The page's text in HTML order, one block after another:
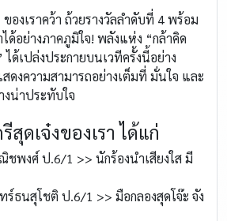
องเราคว้า ถ้วยรางวัลลำดับที่ 4 พร้อม
ด้อย่างภาคภูมิใจ! พลังแห่ง “กล้าคิด
ด้เปล่งประกายบนเวทีครั้งนี้อย่าง
ดงความสามารถอย่างเต็มที่ มั่นใจ และ
งน่าประทับใจ
ดเจ๋งของเรา ได้แก่
ชพงศ์ ป.6/1 >> นักร้องนำเสียงใส มี
ธนสุโชติ ป.6/1 >> มือกลองสุดโจ๊ะ จัง